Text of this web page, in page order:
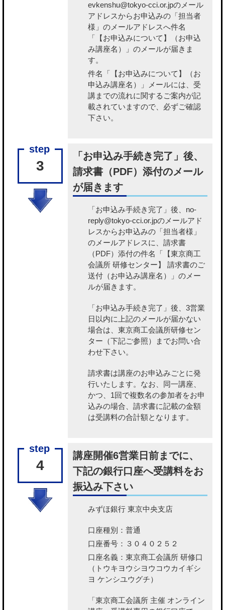
evkenshu@tokyo-cci.or.jpのメール
アドレスからお申込みの「担当者
様」のメールアドレスへ件名
「【お申込みについて】（お申込
み講座名）」のメールが届きま
す。
件名「【お申込みについて】（お
申込み講座名）」メールには、受
講までの流れに関するご案内が記
載されていますので、必ずご確認
下さい。
3
「お申込み手続き完了」後、
請求書（PDF）添付のメール
が届きます
「お申込み手続き完了」後、no-
reply@tokyo-cci.or.jpのメールアド
レスからお申込みの「担当者様」
のメールアドレスに、請求書
（PDF）添付の件名「【東京商工
会議所 研修センター】 請求書のご
送付（お申込み講座名）」のメー
ルが届きます。
「お申込み手続き完了」後、3営業
日以内に上記のメールが届かない
場合は、東京商工会議所研修セン
ター（下記ご参照）までお問い合
わせ下さい。
請求書は講座のお申込みごとに発
行いたします。なお、同一講座、
かつ、1回で複数名の参加者をお申
込みの場合、請求書に記載の金額
は受講料の合計額となります。
4
講座開催6営業日前までに、
下記の銀行口座へ受講料をお
振込み下さい
みずほ銀行 東京中央支店
口座種別：普通
口座番号：３０４０２５２
口座名義：東京商工会議所 研修口
（トウキヨウシヨウコウカイギシ
ヨ ケンシユウグチ）
「東京商工会議所 主催 オンライン